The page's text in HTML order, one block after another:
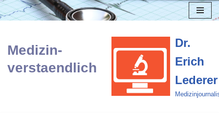
springen
Medizin-
verstaendlich
Dr.
Erich
Lederer